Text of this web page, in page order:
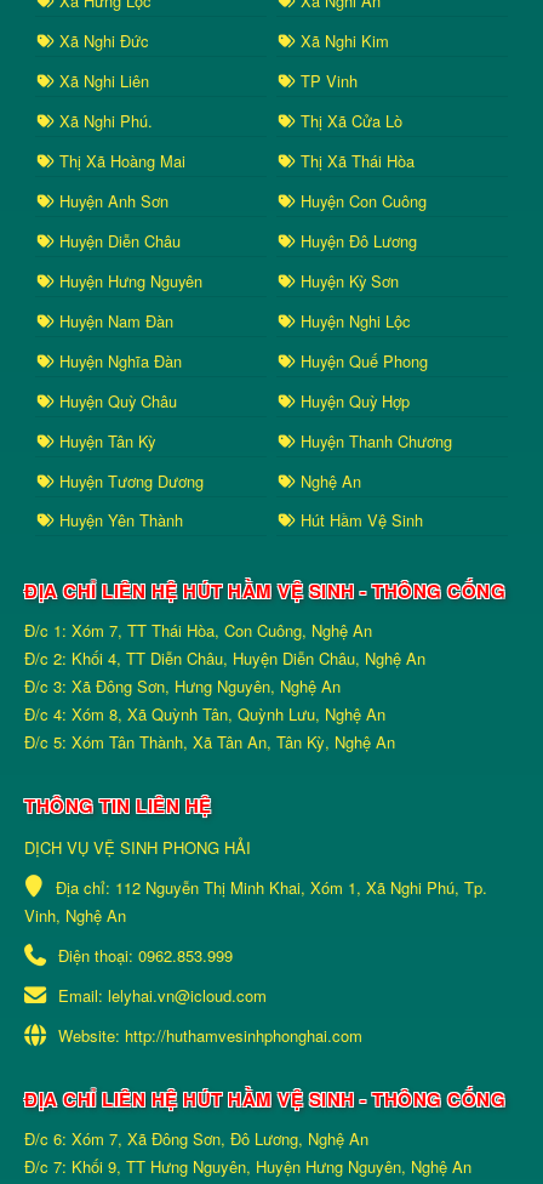
Xã Nghi Đức
Xã Nghi Kim
Xã Nghi Liên
TP Vinh
Xã Nghi Phú.
Thị Xã Cửa Lò
Thị Xã Hoàng Mai
Thị Xã Thái Hòa
Huyện Anh Sơn
Huyện Con Cuông
Huyện Diễn Châu
Huyện Đô Lương
Huyện Hưng Nguyên
Huyện Kỳ Sơn
Huyện Nam Đàn
Huyện Nghi Lộc
Huyện Nghĩa Đàn
Huyện Quế Phong
Huyện Quỳ Châu
Huyện Quỳ Hợp
Huyện Tân Kỳ
Huyện Thanh Chương
Huyện Tương Dương
Nghệ An
Huyện Yên Thành
Hút Hầm Vệ Sinh
ĐỊA CHỈ LIÊN HỆ HÚT HẦM VỆ SINH - THÔNG CỐNG
Đ/c 1: Xóm 7, TT Thái Hòa, Con Cuông, Nghệ An
Đ/c 2: Khối 4, TT Diễn Châu, Huyện Diễn Châu, Nghệ An
Đ/c 3: Xã Đông Sơn, Hưng Nguyên, Nghệ An
Đ/c 4: Xóm 8, Xã Quỳnh Tân, Quỳnh Lưu, Nghệ An
Đ/c 5: Xóm Tân Thành, Xã Tân An, Tân Kỳ, Nghệ An
THÔNG TIN LIÊN HỆ
DỊCH VỤ VỆ SINH PHONG HẢI
Địa chỉ: 112 Nguyễn Thị Minh Khai, Xóm 1, Xã Nghi Phú, Tp.
Vinh, Nghệ An
Điện thoại: 0962.853.999
Email: lelyhai.vn@icloud.com
Website: http://huthamvesinhphonghai.com
ĐỊA CHỈ LIÊN HỆ HÚT HẦM VỆ SINH - THÔNG CỐNG
Đ/c 6: Xóm 7, Xã Đông Sơn, Đô Lương, Nghệ An
Đ/c 7: Khối 9, TT Hưng Nguyên, Huyện Hưng Nguyên, Nghệ An